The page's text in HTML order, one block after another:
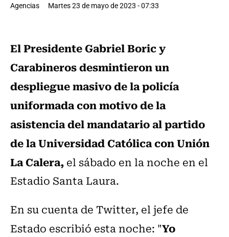
Agencias Martes 23 de mayo de 2023 - 07:33
El Presidente Gabriel Boric y
Carabineros desmintieron un
despliegue masivo de la policía
uniformada con motivo de la
asistencia del mandatario al partido
de la Universidad Católica con Unión
La Calera,el sábado en la noche en el
Estadio Santa Laura.
En su cuenta de Twitter, el jefe de
Estado escribió esta noche: "Yo